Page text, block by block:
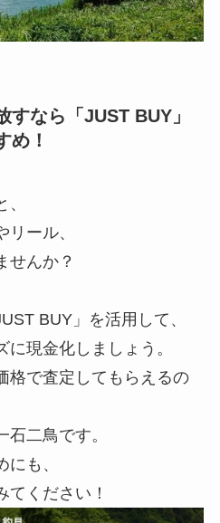
なら「JUST BUY」
め！
ール、
せんか？
BUY」を活用して、
現金化しましょう。
格で査定してもらえるの
二鳥です。
も、
てください！